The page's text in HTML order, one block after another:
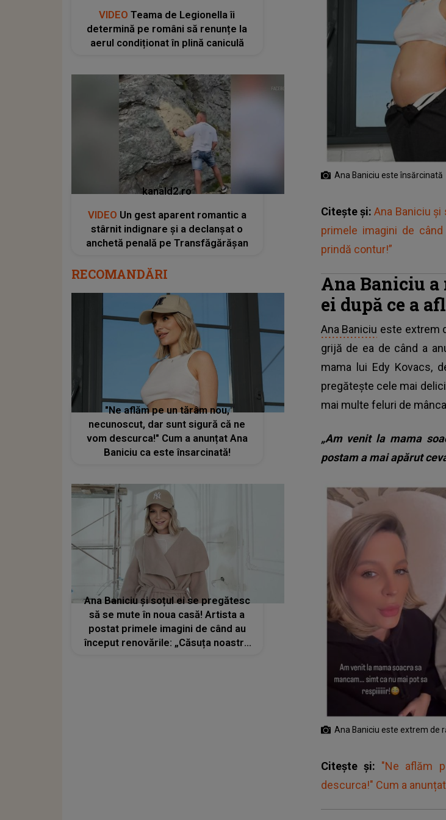
Ana Baniciu este însărcinată
Citește și:Ana Baniciu
primele imagini de
prindă contur!”
Ana Baniciu a
ei după ce a
Ana Baniciu este extrem
grijă de ea de când a
mama lui Edy Kovacs,
pregătește cele mai
mai multe feluri de
„Am venit la mama
postam a mai apărut
Ana Baniciu este extrem de
Citește și: "Ne aflăm
descurca!" Cum a
VIDEO Teama de Legionella îi
determină pe români să renunțe la
aerul condiționat în plină caniculă
kanald2.ro
VIDEO Un gest aparent romantic a
stârnit indignare și a declanșat o
anchetă penală pe Transfăgărășan
RECOMANDĂRI
"Ne aflăm pe un tărâm nou,
necunoscut, dar sunt sigură că ne
vom descurca!" Cum a anunțat Ana
Baniciu ca este însarcinată!
Ana Baniciu și soțul ei se pregătesc
să se mute în noua casă! Artista a
postat primele imagini de când au
început renovările: „Căsuța noastră